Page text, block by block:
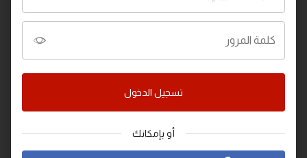
كلمة المرور
تسجيل الدخول
أو بإمكانك